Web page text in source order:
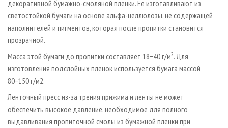
декоративной бумажно-смоляной пленки. Её изготавливают из
светостойкой бумаги на основе альфа-целлюлозы, не содержащей
наполнителей и пигментов, которая после пропитки становится
прозрачной.
Масса этой бумаги до пропитки составляет 18−40 г/м2. Для
изготовления подслойных пленок используется бумага массой
80−150 г/м2.
Ленточный пресс из-за трения прижима и ленты не может
обеспечить высокое давление, необходимое для полного
выдавливания пропиточной смолы из бумажной пленки при